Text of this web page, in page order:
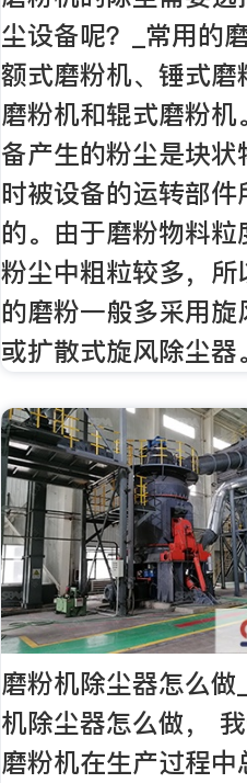
尘设备呢？_常用的
额式磨粉机、锤式磨
磨粉机和辊式磨粉机
备产生的粉尘是块状
时被设备的运转部件
的。由于磨粉物料粒
粉尘中粗粒较多，所
的磨粉一般多采用旋
或扩散式旋风除尘器。
磨粉机除尘器怎么做
机除尘器怎么做， 我
磨粉机在生产过程中